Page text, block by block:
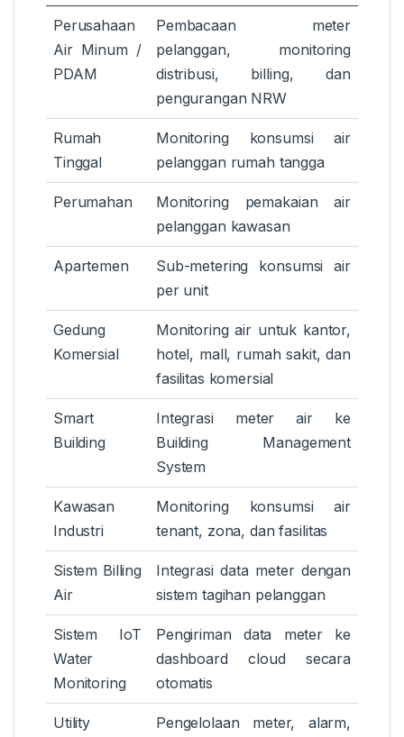
Perusahaan
Air Minum /
PDAM
Pembacaan meter
pelanggan, monitoring
distribusi, billing, dan
pengurangan NRW
Rumah
Tinggal
Monitoring konsumsi air
pelanggan rumah tangga
Perumahan
Monitoring pemakaian air
pelanggan kawasan
Apartemen
Sub-metering konsumsi air
per unit
Gedung
Komersial
Monitoring air untuk kantor,
hotel, mall, rumah sakit, dan
fasilitas komersial
Smart
Building
Integrasi meter air ke
Building Management
System
Kawasan
Industri
Monitoring konsumsi air
tenant, zona, dan fasilitas
Sistem Billing
Air
Integrasi data meter dengan
sistem tagihan pelanggan
Sistem IoT
Water
Monitoring
Pengiriman data meter ke
dashboard cloud secara
otomatis
Utility
Pengelolaan meter, alarm,